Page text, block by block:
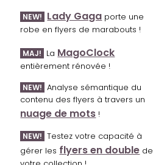
NEW! Lady Gaga porte une
robe en flyers de marabouts !
MAJ! La MagoClock
entièrement rénovée !
NEW! Analyse sémantique du
contenu des flyers à travers un
nuage de mots !
NEW! Testez votre capacité à
gérer les flyers en double de